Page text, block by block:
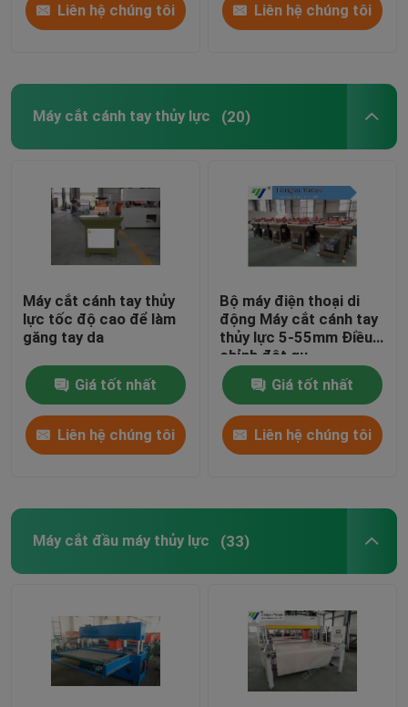
Liên hệ chúng tôi Liên hệ chúng tôi
Máy cắt cánh tay thủy lực (20)
Máy cắt cánh tay thủy
lực tốc độ cao để làm
găng tay da
Giá tốt nhất
Liên hệ chúng tôi
Bộ máy điện thoại di
động Máy cắt cánh tay
thủy lực 5-55mm Điều
chỉnh đột qu
Giá tốt nhất
Liên hệ chúng tôi
Máy cắt đầu máy thủy lực (33)